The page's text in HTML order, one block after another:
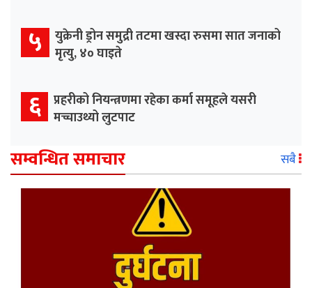
५ युक्रेनी ड्रोन समुद्री तटमा खस्दा रुसमा सात जनाको
मृत्यु, ४० घाइते
६ प्रहरीको नियन्त्रणमा रहेका कर्मा समूहले यसरी
मच्चाउथ्यो लुटपाट
सम्वन्धित समाचार सबै